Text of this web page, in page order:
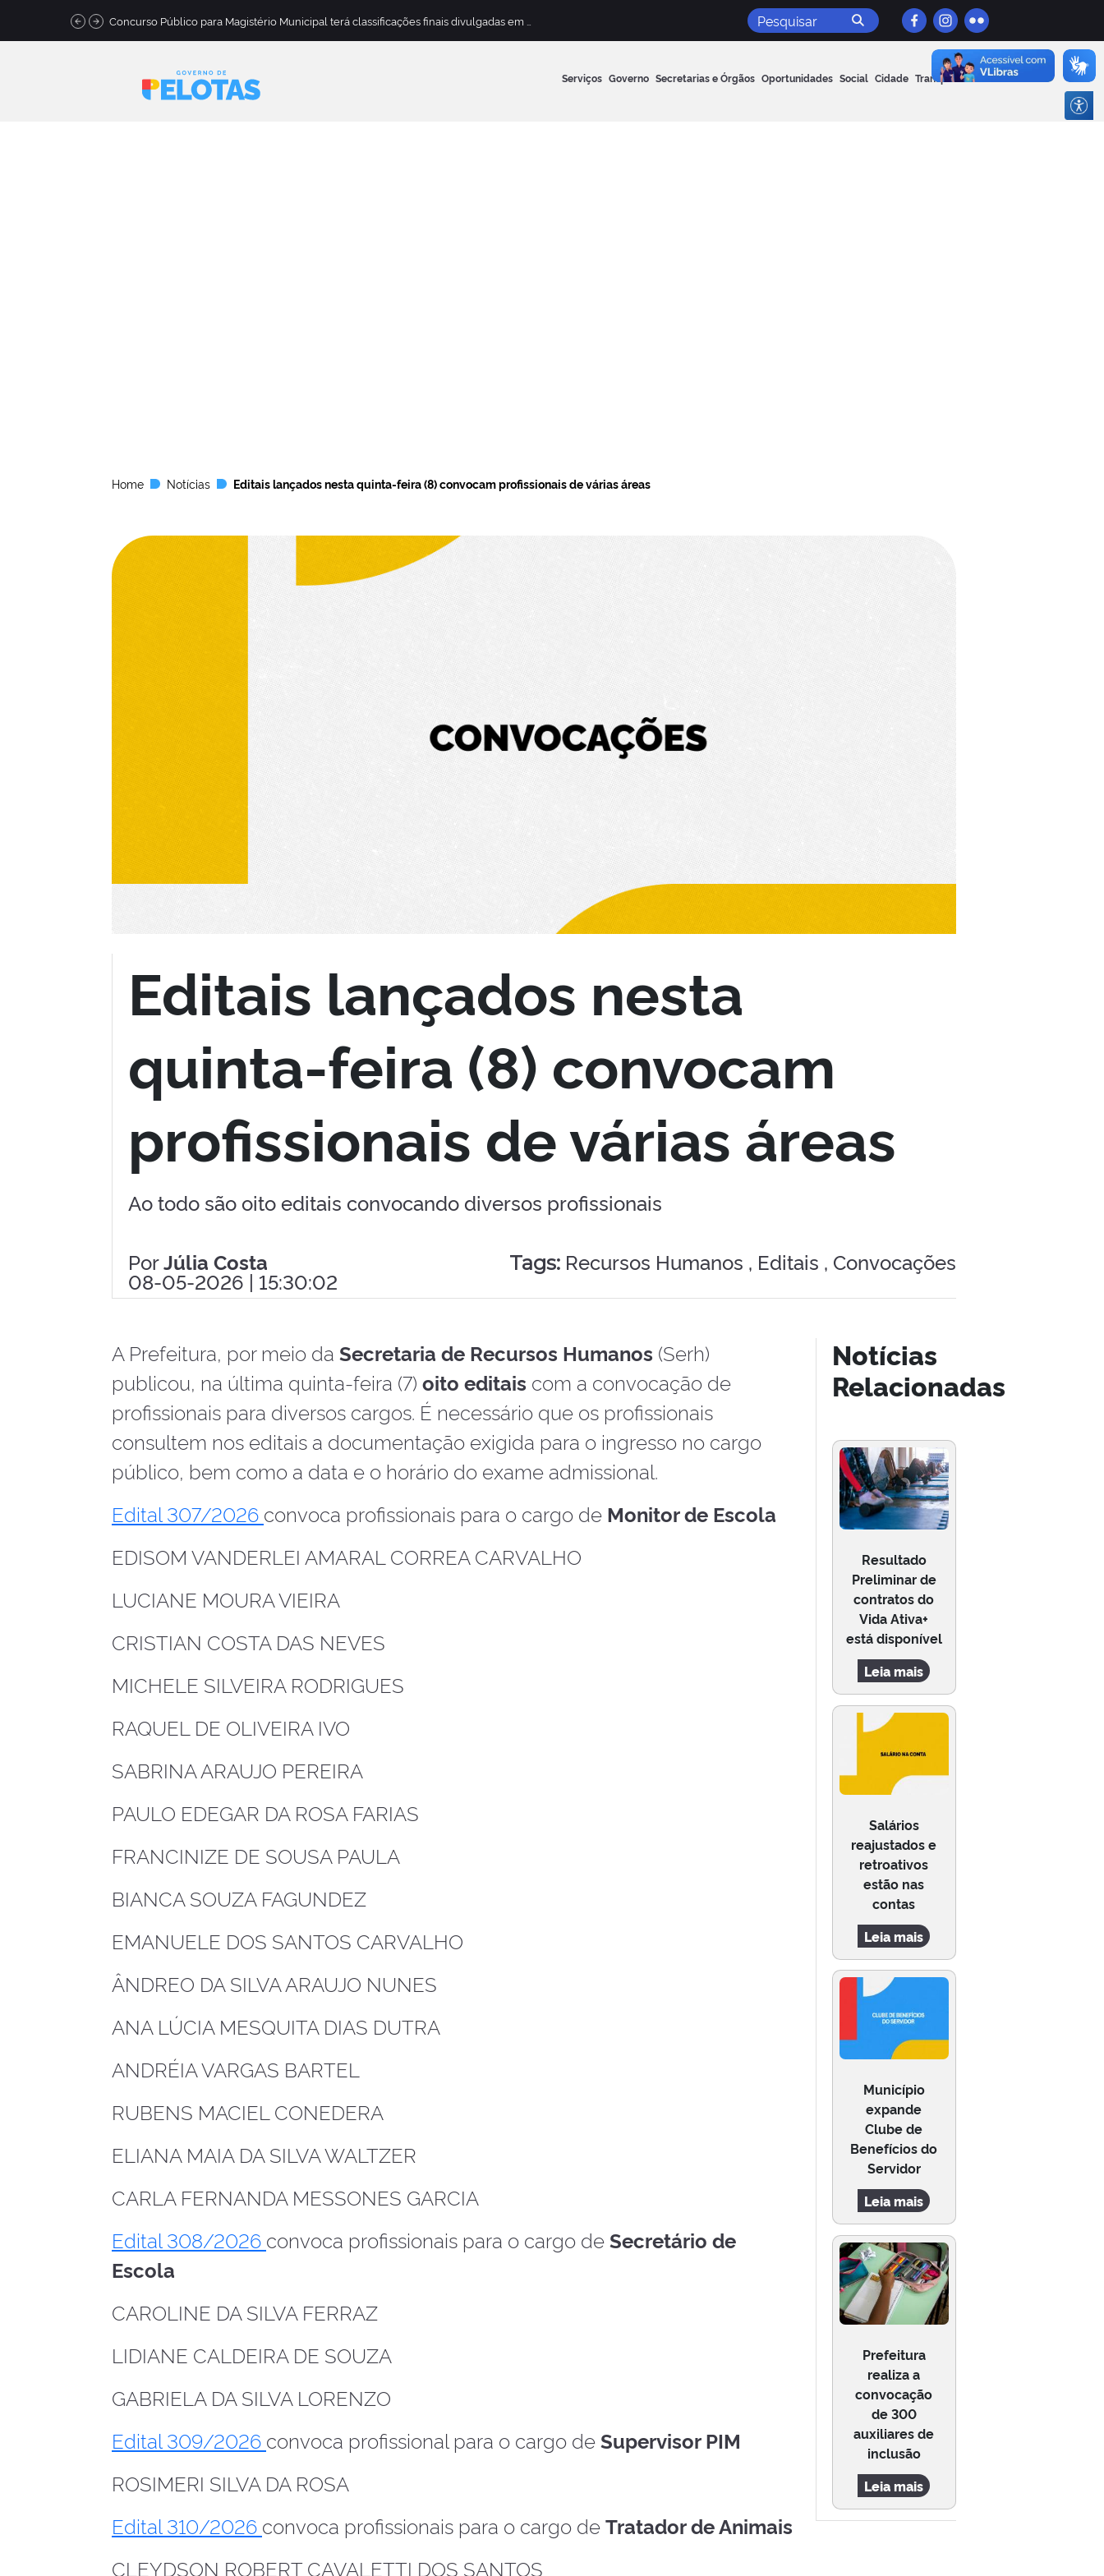
Pesquisar
Serviços Governo Secretarias e Órgãos Oportunidades Social Cidade Transparência
Home Notícias Editais lançados nesta quinta-feira (8) convocam profissionais de várias áreas
Editais lançados nesta
quinta-feira (8) convocam
profissionais de várias áreas
Ao todo são oito editais convocando diversos profissionais
PorJúlia Costa
08-05-2026 | 15:30:02
Tags: Recursos Humanos , Editais , Convocações
A Prefeitura, por meio da Secretaria de Recursos Humanos (Serh)
publicou, na última quinta-feira (7) oito editais com a convocação de
profissionais para diversos cargos. É necessário que os profissionais
consultem nos editais a documentação exigida para o ingresso no cargo
público, bem como a data e o horário do exame admissional.
Edital 307/2026 convoca profissionais para o cargo de Monitor de Escola
EDISOM VANDERLEI AMARAL CORREA CARVALHO
LUCIANE MOURA VIEIRA
CRISTIAN COSTA DAS NEVES
MICHELE SILVEIRA RODRIGUES
RAQUEL DE OLIVEIRA IVO
SABRINA ARAUJO PEREIRA
PAULO EDEGAR DA ROSA FARIAS
FRANCINIZE DE SOUSA PAULA
BIANCA SOUZA FAGUNDEZ
EMANUELE DOS SANTOS CARVALHO
ÂNDREO DA SILVA ARAUJO NUNES
ANA LÚCIA MESQUITA DIAS DUTRA
ANDRÉIA VARGAS BARTEL
RUBENS MACIEL CONEDERA
ELIANA MAIA DA SILVA WALTZER
CARLA FERNANDA MESSONES GARCIA
Edital 308/2026 convoca profissionais para o cargo deSecretário de
Escola
CAROLINE DA SILVA FERRAZ
LIDIANE CALDEIRA DE SOUZA
GABRIELA DA SILVA LORENZO
Edital 309/2026 convoca profissional para o cargo deSupervisor PIM
ROSIMERI SILVA DA ROSA
Edital 310/2026 convoca profissionais para o cargo deTratador de Animais
CLEYDSON ROBERT CAVALETTI DOS SANTOS
Notícias
Relacionadas
Resultado
Preliminar de
contratos do
Vida Ativa+
está disponível
Leia mais
Salários
reajustados e
retroativos
estão nas
contas
Leia mais
Município
expande
Clube de
Benefícios do
Servidor
Leia mais
Prefeitura
realiza a
convocação
de 300
auxiliares de
inclusão
Leia mais